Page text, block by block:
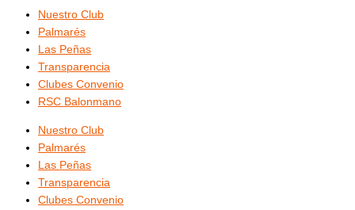
Nuestro Club
Palmarés
Las Peñas
Transparencia
Clubes Convenio
RSC Balonmano
Nuestro Club
Palmarés
Las Peñas
Transparencia
Clubes Convenio